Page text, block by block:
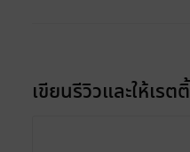
เขียนรีวิวและให้เรต